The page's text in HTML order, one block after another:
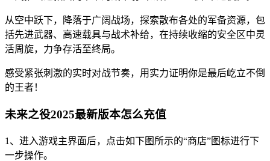
从空中跃下，降落于广阔战场，探索散布各处的军备资源，包
括先进武器、高速载具与战术补给，在持续收缩的安全区中灵
活周旋，力争存活至终局。
感受紧张刺激的实时对战节奏，用实力证明你是最后屹立不倒
的王者！
未来之役2025最新版本怎么充值
1、进入游戏主界面后，点击如下图所示的“商店”图标进行下
一步操作。